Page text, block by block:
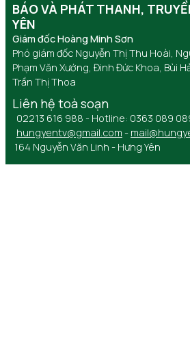
BÁO VÀ PHÁT THANH,
YÊN
Giám đốc Hoàng Minh Sơn
Phó giám đốc Nguyễn Thị Thu Hoài,
Phạm Văn Xướng, Đinh Đức Khoa, Bùi
Trần Thị Thoa
Liên hệ toà soạn
02213 616 988 - Hotline: 0363 089
hungyentv@gmail.com -
164 Nguyễn Văn Linh - Hưng Yên